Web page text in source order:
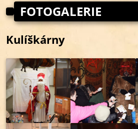
FOTOGALERIE
Kulíškárny